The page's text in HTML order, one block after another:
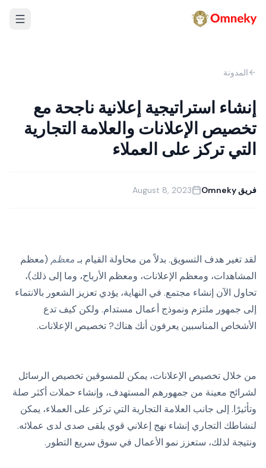
المدونة
إنشاء استراتيجية إعلانية ناجحة مع
تخصيص الإعلانات والعلامة التجارية
التي تركز على العملاء
فريق Omneky August 8, 2023
لقد تغير هدف التسويق. بدلاً من محاولة القيام بـمعظم (معظم
المشاهدات، ومعظم الإعلانات، ومعظم الأرباح، وما إلى ذلك)،
تحاول الآن إنشاء مجتمع. في النهاية، يؤدي تعزيز الشعور بالانتماء
إلى جمهور ملتزم ونموذج أعمال مستدام. ولكن كيف تدع
الأشخاص المناسبين يعرفون أنك هناك? تخصيص الإعلانات.
من خلال تخصيص الإعلانات، يمكن للمسوقين تخصيص الرسائل
لشرائح معينة من جمهورهم المستهدف، وإنشاء حملات أكثر صلة
وتأثيرًا. إلى جانب العلامة التجارية التي تركز على العملاء، يمكن
لنشاطك التجاري إنشاء نهج إعلاني قوي يلقى صدى لدى عملائه.
ونتيجة لذلك، ستعزز نمو الأعمال في سوق سريع التطور.